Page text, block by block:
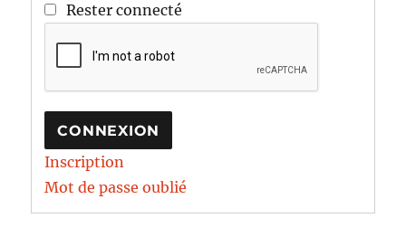
Rester connecté
CONNEXION
Inscription
Mot de passe oublié